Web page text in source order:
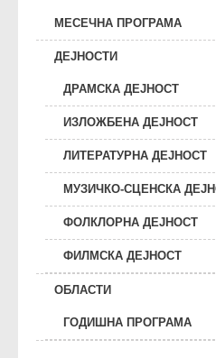
МЕСЕЧНА ПРОГРАМА
ДЕЈНОСТИ
ДРАМСКА ДЕЈНОСТ
ИЗЛОЖБЕНА ДЕЈНОСТ
ЛИТЕРАТУРНА ДЕЈНОСТ
МУЗИЧКО-СЦЕНСКА
ФОЛКЛОРНА ДЕЈНОСТ
ФИЛМСКА ДЕЈНОСТ
ОБЛАСТИ
ГОДИШНА ПРОГРАМА